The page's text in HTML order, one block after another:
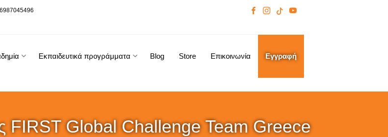
Εκπαιδευτικά προγράμματα Blog Store Επικοινωνία Εγγραφή
FIRST Global Challenge Team Greece